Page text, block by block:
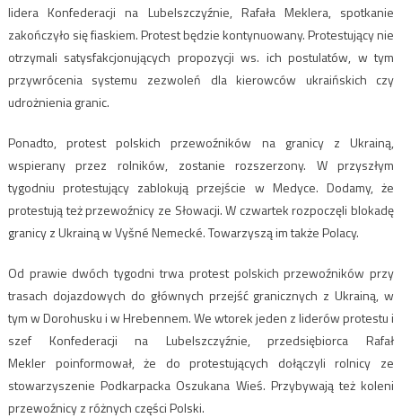
lidera Konfederacji na Lubelszczyźnie, Rafała Meklera, spotkanie
zakończyło się fiaskiem. Protest będzie kontynuowany. Protestujący nie
otrzymali satysfakcjonujących propozycji ws. ich postulatów, w tym
przywrócenia systemu zezwoleń dla kierowców ukraińskich czy
udrożnienia granic.
Ponadto, protest polskich przewoźników na granicy z Ukrainą,
wspierany przez rolników, zostanie rozszerzony. W przyszłym
tygodniu protestujący zablokują przejście w Medyce. Dodamy, że
protestują też przewoźnicy ze Słowacji. W czwartek rozpoczęli blokadę
granicy z Ukrainą w Vyšné Nemecké. Towarzyszą im także Polacy.
Od prawie dwóch tygodnitrwa protest polskich przewoźnikówprzy
trasach dojazdowych do głównych przejść granicznych z Ukrainą, w
tym w Dorohusku i w Hrebennem. We wtorek jeden z liderów protestu i
szef Konfederacji na Lubelszczyźnie, przedsiębiorca Rafał
Mekler poinformował, że do protestujących dołączyli rolnicy ze
stowarzyszenie Podkarpacka Oszukana Wieś. Przybywają też koleni
przewoźnicy z różnych części Polski.